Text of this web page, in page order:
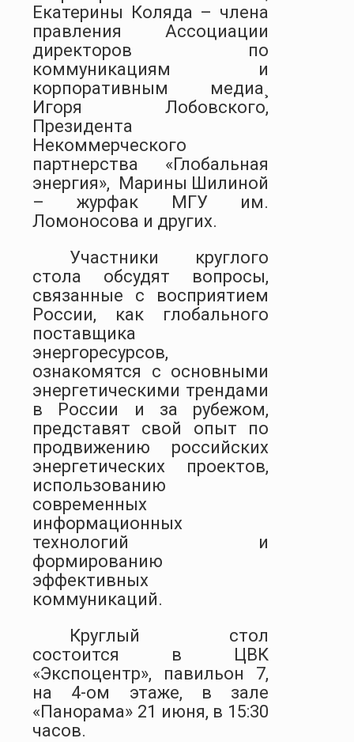
Екатерины Коляда – члена
правления Ассоциации
директоров по
коммуникациям и
корпоративным медиа¸
Игоря Лобовского,
Президента
Некоммерческого
партнерства «Глобальная
энергия»,
Марины Шилиной
– журфак МГУ им.
Ломоносова и других.
Участники круглого
стола обсудят вопросы,
связанные с восприятием
России, как глобального
поставщика
энергоресурсов,
ознакомятся с основными
энергетическими трендами
в России и за рубежом,
представят свой опыт по
продвижению российских
энергетических проектов,
использованию
современных
информационных
технологий и
формированию
эффективных
коммуникаций.
Круглый стол
состоится в ЦВК
«Экспоцентр», павильон 7,
на 4-ом этаже, в зале
«Панорама» 21 июня, в 15:30
часов.